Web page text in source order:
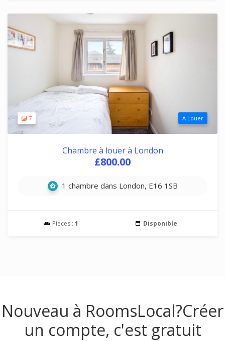
7 A Louer
Chambre à louer à London
£800.00
1 chambre dans London, E16 1SB
Pièces : 1 Disponible
Nouveau à RoomsLocal?Créer
un compte, c'est gratuit